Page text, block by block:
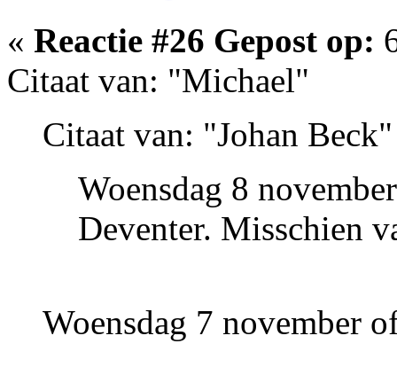
« Reactie #26 Gepost op:
Citaat van: "Michael"
Citaat van: "Johan Beck"
Woensdag 8
Deventer. Misschien
Woensdag 7 november